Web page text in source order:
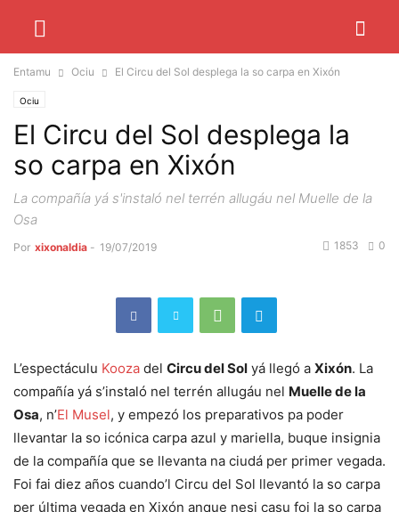
Entamu Ociu El Circu del Sol desplega la so carpa en Xixón
Ociu
El Circu del Sol desplega la
so carpa en Xixón
La compañía yá s'instaló nel terrén allugáu nel Muelle de la
Osa
Por xixonaldia - 19/07/2019 0
1853
L’espectáculu Kooza del Circu del Sol yá llegó a Xixón. La
compañía yá s’instaló nel terrén allugáu nel Muelle de la
Osa, n’El Musel, y empezó los preparativos pa poder
llevantar la so icónica carpa azul y mariella, buque insignia
de la compañía que se llevanta na ciudá per primer vegada.
Foi fai diez años cuando’l Circu del Sol llevantó la so carpa
per última vegada en Xixón anque nesi casu foi la so carpa